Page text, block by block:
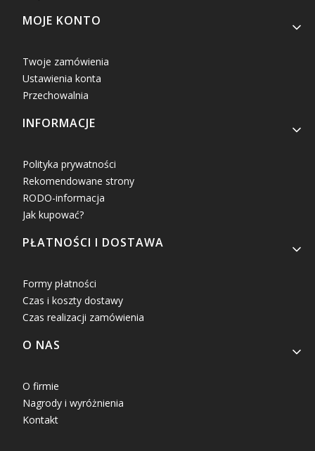
MOJE KONTO
Twoje zamówienia
Ustawienia konta
Przechowalnia
INFORMACJE
Polityka prywatności
Rekomendowane strony
RODO-informacja
Jak kupować?
PŁATNOŚCI I DOSTAWA
Formy płatności
Czas i koszty dostawy
Czas realizacji zamówienia
O NAS
O firmie
Nagrody i wyróżnienia
Kontakt